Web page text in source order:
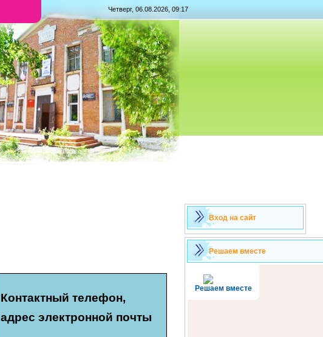
Четверг, 06.08.2026, 09:17
Контактный телефон,
адрес электронной почты
Вход на сайт
Решаем вместе
Решаем вместе